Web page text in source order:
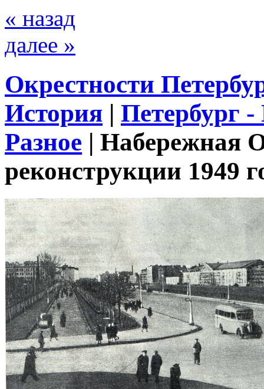
« назад
далее »
Окрестности
История | Петербург
Разное | Набережная
реконструкции 1949